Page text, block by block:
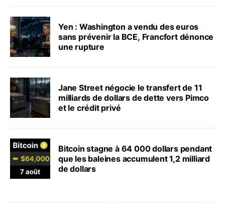
Yen : Washington a vendu des euros
sans prévenir la BCE, Francfort dénonce
une rupture
Jane Street négocie le transfert de 11
milliards de dollars de dette vers Pimco
et le crédit privé
Bitcoin stagne à 64 000 dollars pendant
que les baleines accumulent 1,2 milliard
de dollars